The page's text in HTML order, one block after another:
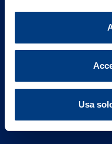
Usa
Part. IVA 01329510158
FAQ
Altre informazioni